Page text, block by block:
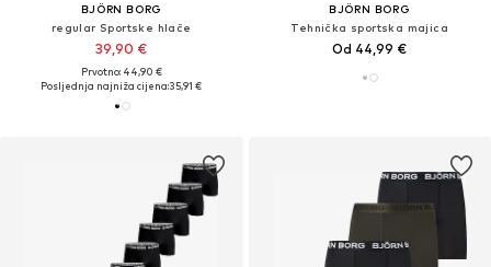
BJÖRN BORG
regular Sportske hlače
39,90 €
Prvotno: 44,90 €
Posljednja najniža cijena:35,91 €
BJÖRN BORG
Tehnička sportska majica
Od 44,99 €